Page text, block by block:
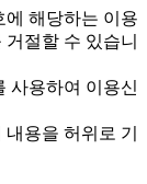
해당하는 이용
절할 수 있습니
사용하여 이용신
용을 허위로 기